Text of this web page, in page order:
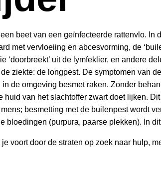
beet van een geïnfecteerde rattenvlo.
met vervloeiing en abcesvorming, de
‘doorbreekt’ uit de lymfeklier, en andere
ziekte: de longpest. De symptomen van
de omgeving besmet raken. Zonder
huid van het slachtoffer zwart doet lijken.
besmetting met de builenpest wordt
bloedingen (purpura, paarse plekken). In
voort door de straten op zoek naar hulp,